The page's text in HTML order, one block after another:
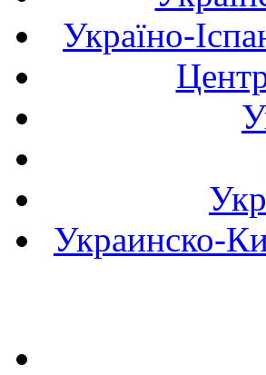
Україно-
Украинско-